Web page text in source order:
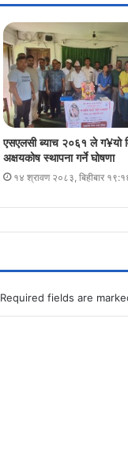
एसएलसी ब्याच २०६१ ले ग¥यो
अक्षयकोष स्थापना गर्ने घोषणा
१४ श्रावण २०८३, बिहीबार
Required fields are